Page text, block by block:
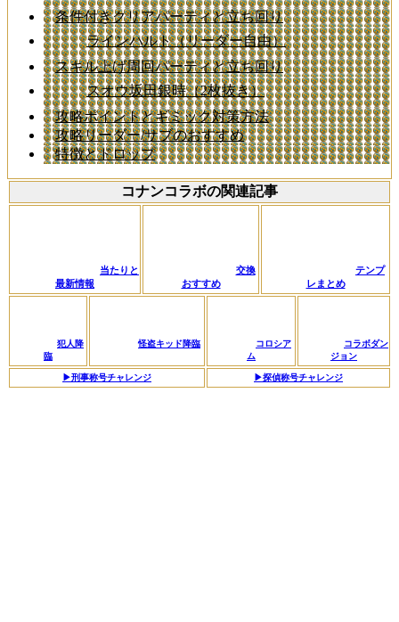
条件付きクリアパーティと立ち回り
ラインハルト（リーダー自由）
スキル上げ周回パーティと立ち回り
スオウ坂田銀時（2枚抜き）
攻略ポイントとギミック対策方法
攻略リーダー/サブのおすすめ
特徴とドロップ
コナンコラボの関連記事
当たりと
最新情報
交換
おすすめ
テンプ
レまとめ
犯人降
臨
怪盗キッド降臨
コロシア
ム
コラボダン
ジョン
▶︎刑事称号チャレンジ ▶︎探偵称号チャレンジ